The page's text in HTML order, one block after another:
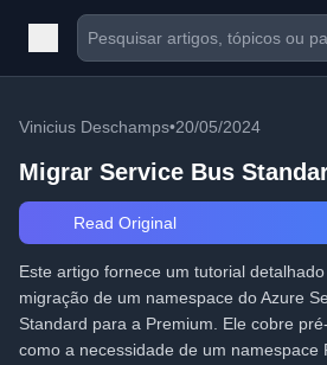
Vinicius Deschamps•20/05/2024
Migrar Service Bus
Read Original
Este artigo fornece um tutorial
migração de um namespace do Azure
Standard para a Premium. Ele cobre
como a necessidade de um namespace